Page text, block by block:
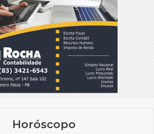
Horóscopo